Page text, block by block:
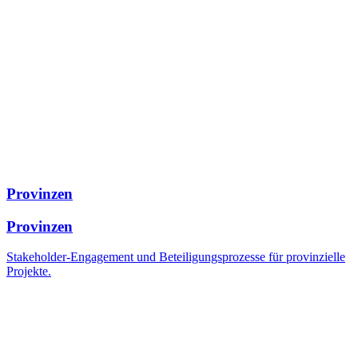
Provinzen
Provinzen
Stakeholder-Engagement und Beteiligungsprozesse für provinzielle
Projekte.